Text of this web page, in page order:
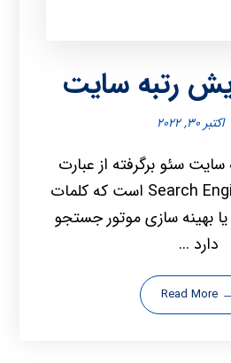
رتبه سایت
اکتبر ۳۰, ۲۰۲۲
سئو برگرفته از عبارت
Search Engine Optimization است که کلمات
معادلی چون SEO یا بهینه سازی موتور جستجو
دارد ...
Read More